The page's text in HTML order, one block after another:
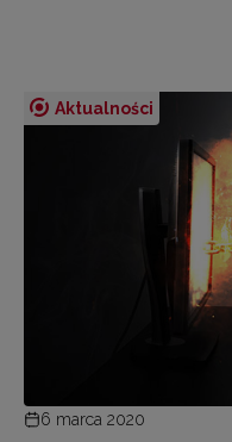
Aktualności
6 marca 2020